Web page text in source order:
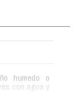
humedo o
con agua y